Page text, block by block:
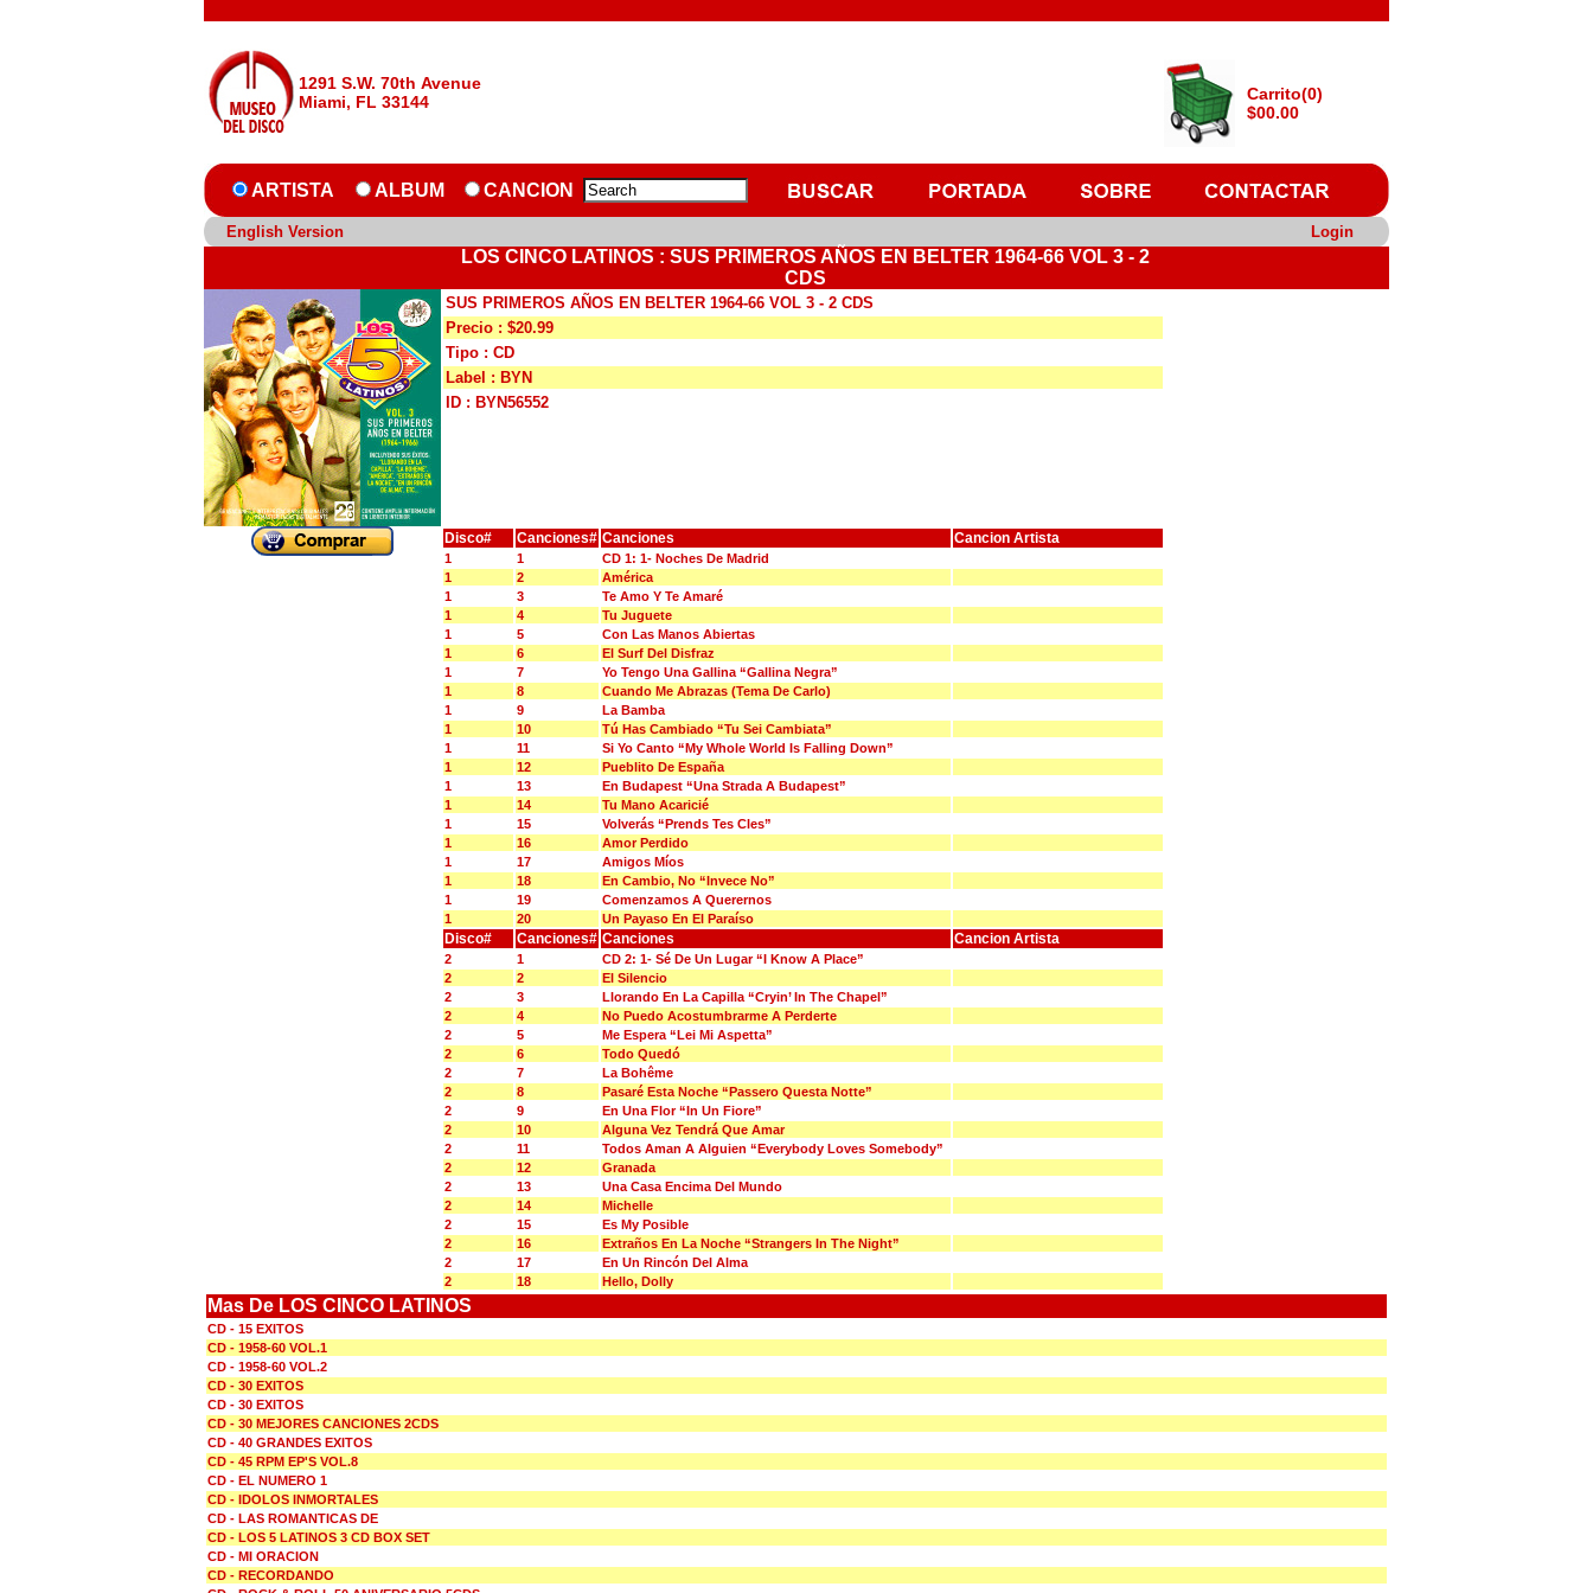
1291 S.W. 70th Avenue
Miami, FL 33144
Carrito(0)
$00.00
ARTISTA ALBUM CANCION
English Version Login
LOS CINCO LATINOS : SUS PRIMEROS AÑOS EN BELTER 1964-66 VOL 3 - 2
CDS
SUS PRIMEROS AÑOS EN BELTER 1964-66 VOL 3 - 2 CDS
Precio : $20.99
Tipo : CD
Label : BYN
ID : BYN56552
Disco# Canciones# Canciones Cancion Artista
1 1
CD 1: 1- Noches De Madrid
1
2
América
1
3
Te Amo Y Te Amaré
1
4
Tu Juguete
1
5
Con Las Manos Abiertas
1
6
El Surf Del Disfraz
1
7
Yo Tengo Una Gallina “Gallina Negra”
1
8
Cuando Me Abrazas (Tema De Carlo)
1
9
La Bamba
1
10
Tú Has Cambiado “Tu Sei Cambiata”
1
11
Si Yo Canto “My Whole World Is Falling Down”
1
12
Pueblito De España
1
13
En Budapest “Una Strada A Budapest”
1
14
Tu Mano Acaricié
1
15
Volverás “Prends Tes Cles”
1
16
Amor Perdido
1
17
Amigos Míos
1
18
En Cambio, No “Invece No”
1
19
Comenzamos A Querernos
1
20 Un Payaso En El Paraíso
Disco# Canciones# Canciones Cancion Artista
2 1
CD 2: 1- Sé De Un Lugar “I Know A Place”
2
2
El Silencio
2
3
Llorando En La Capilla “Cryin’ In The Chapel”
2
4
No Puedo Acostumbrarme A Perderte
2
5
Me Espera “Lei Mi Aspetta”
2
6
Todo Quedó
2
7
La Bohême
2
8
Pasaré Esta Noche “Passero Questa Notte”
2
9
En Una Flor “In Un Fiore”
2
10
Alguna Vez Tendrá Que Amar
2
11
Todos Aman A Alguien “Everybody Loves Somebody”
2
12
Granada
2
13
Una Casa Encima Del Mundo
2
14
Michelle
2
15
Es My Posible
2
16
Extraños En La Noche “Strangers In The Night”
2
17
En Un Rincón Del Alma
2
18 Hello, Dolly
Mas De LOS CINCO LATINOS
CD - 15 EXITOS
CD - 1958-60 VOL.1
CD - 1958-60 VOL.2
CD - 30 EXITOS
CD - 30 EXITOS
CD - 30 MEJORES CANCIONES 2CDS
CD - 40 GRANDES EXITOS
CD - 45 RPM EP'S VOL.8
CD - EL NUMERO 1
CD - IDOLOS INMORTALES
CD - LAS ROMANTICAS DE
CD - LOS 5 LATINOS 3 CD BOX SET
CD - MI ORACION
CD - RECORDANDO